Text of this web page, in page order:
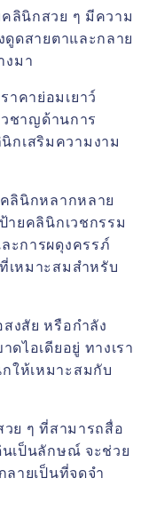
ลินิกสวย ๆ มีความ
ดูดสายตาและกลาย
งมา
าคาย่อมเยาว์
วชาญด้านการ
กเสริมความงาม
ลินิกหลากหลาย
ายคลินิกเวชกรรม
ะการผดุงครรภ์
เหมาะสมสำหรับ
งสัย หรือกำลัง
ดไอเดียอยู่ ทางเรา
ให้เหมาะสมกับ
วย ๆ ที่สามารถสื่อ
นเป็นลักษณ์ จะช่วย
ายเป็นที่จดจำ